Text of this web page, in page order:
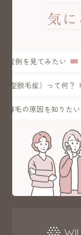
気
症例を見てみたい
性型脱毛症）って何？
薄毛の原因を知りたい